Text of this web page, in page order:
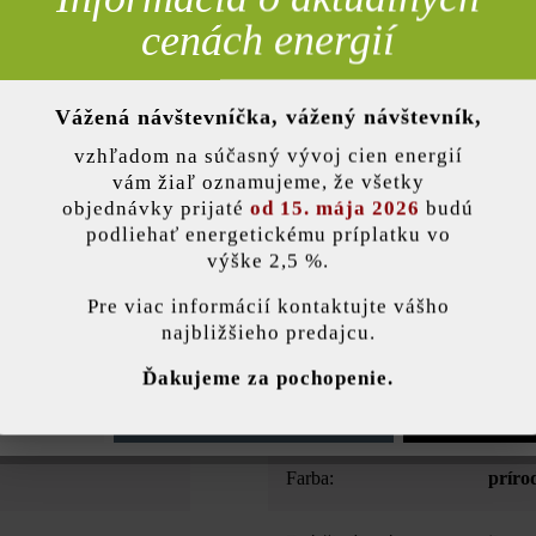
Opis produktu
sa postará o zábavu už pri ukladaní, pretože tieto okrúhle platne s
chodníkov a cestičiek dostáva kreativita voľnú ruku – a
platní sú rovnaké ako pri platniach LIV29/LIV a Dots29/Dots.
Ak uprednostňujete tieňovanie, žiadny problém: všetky farby,
Farba:
používa súbory cookie, aby vám ponúkla najlepšiu možnú funkčnosť...
Povoliť všetky
cenách energií
Vážená návštevníčka, vážený návštevník,
vzhľadom na súčasný vývoj cien energií
vám žiaľ oznamujeme, že všetky
objednávky prijaté od 15. mája 2026 budú
podliehať energetickému príplatku vo
výške 2,5 %.
Pre viac informácií kontaktujte vášho
najbližšieho predajcu.
Ďakujeme za pochopenie.